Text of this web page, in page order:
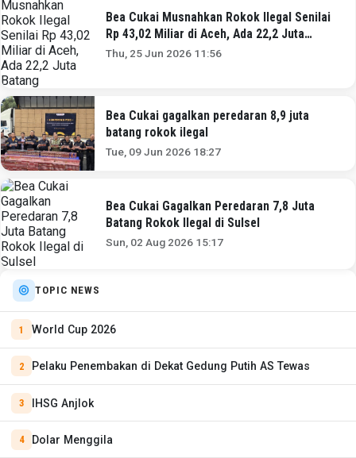
Bea Cukai Musnahkan Rokok Ilegal Senilai
Rp 43,02 Miliar di Aceh, Ada 22,2 Juta
Batang
Thu, 25 Jun 2026 11:56
Bea Cukai gagalkan peredaran 8,9 juta
batang rokok ilegal
Tue, 09 Jun 2026 18:27
Bea Cukai Gagalkan Peredaran 7,8 Juta
Batang Rokok Ilegal di Sulsel
Sun, 02 Aug 2026 15:17
TOPIC NEWS
World Cup 2026
Pelaku Penembakan di Dekat Gedung Putih AS Tewas
IHSG Anjlok
Dolar Menggila